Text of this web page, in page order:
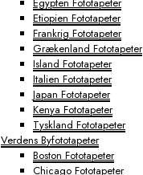
Etiopien Fototapeter
Frankrig Fototapeter
Grækenland Fototapeter
Island Fototapeter
Italien Fototapeter
Japan Fototapeter
Kenya Fototapeter
Tyskland Fototapeter
Verdens Byfototapeter
Boston Fototapeter
Chicago Fototapeter